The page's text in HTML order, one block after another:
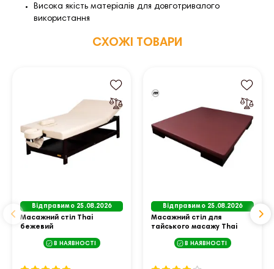
Висока якість матеріалів для довготривалого
використання
СХОЖІ ТОВАРИ
Відправимо 25.08.2026
Масажний стіл Thai
бежевий
В НАЯВНОСТІ
Відправимо 25.08.2026
Масажний стіл для
тайського масажу Thai
В НАЯВНОСТІ